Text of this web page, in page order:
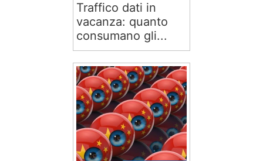
Traffico dati in
vacanza: quanto
consumano gli...